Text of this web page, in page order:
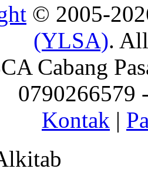
© 2005-
(YLSA).
Cabang
0790266579
Kontak |